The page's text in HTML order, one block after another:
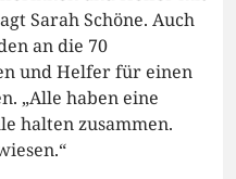
Sarah Schöne. Auch
an die 70
und Helfer für einen
„Alle haben eine
halten zusammen.